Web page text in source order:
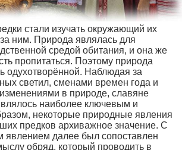
стали изучать окружающий их
ним. Природа являлась для
средой обитания, и она же
пропитаться. Поэтому природа
одухотворённой. Наблюдая за
светил, сменами времен года и
в природе, славяне
наиболее ключевым и
некоторые природные явления
предков архиважное значение. С
далее был сопоставлен
обряд, который проводить в